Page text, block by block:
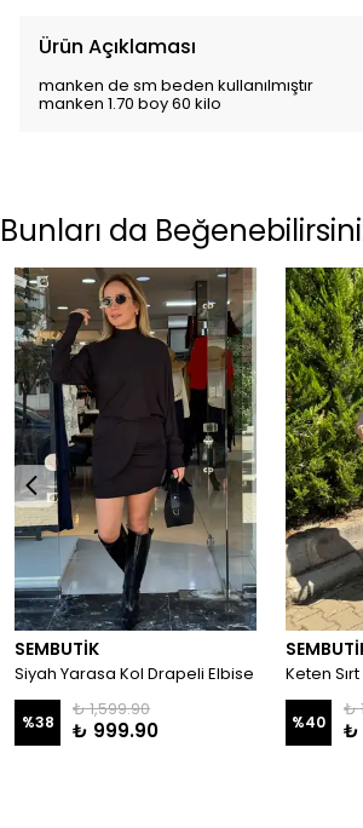
Ürün Açıklaması
manken de sm beden kullanılmıştır
manken 1.70 boy 60 kilo
Bunları da
SEMBUTİK
Siyah Yarasa Kol Drapeli Elbise
%38
₺ 1,599.90
₺ 999.90
Keten
%40
₺
₺